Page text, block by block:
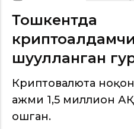
Тошкентда
шуғулланган
Криптовалюта
ҳажми 1,5 миллион
ошган.